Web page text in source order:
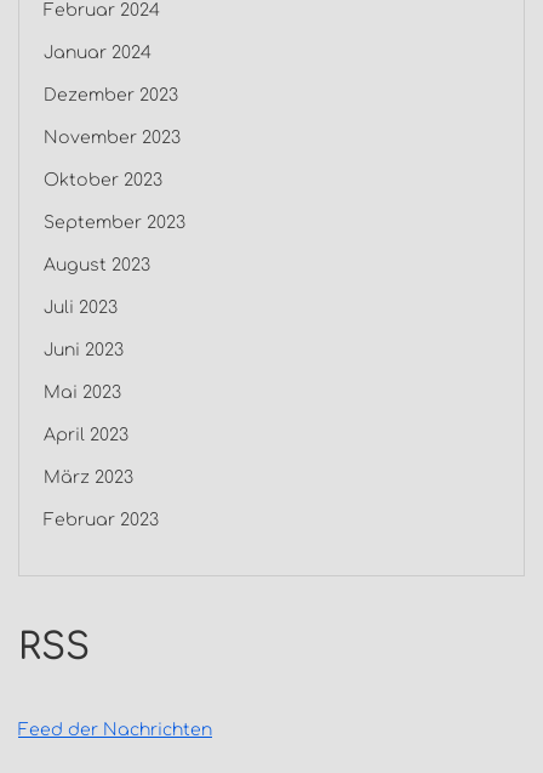
Februar 2024
Januar 2024
Dezember 2023
November 2023
Oktober 2023
September 2023
August 2023
Juli 2023
Juni 2023
Mai 2023
April 2023
März 2023
Februar 2023
RSS
Feed der Nachrichten